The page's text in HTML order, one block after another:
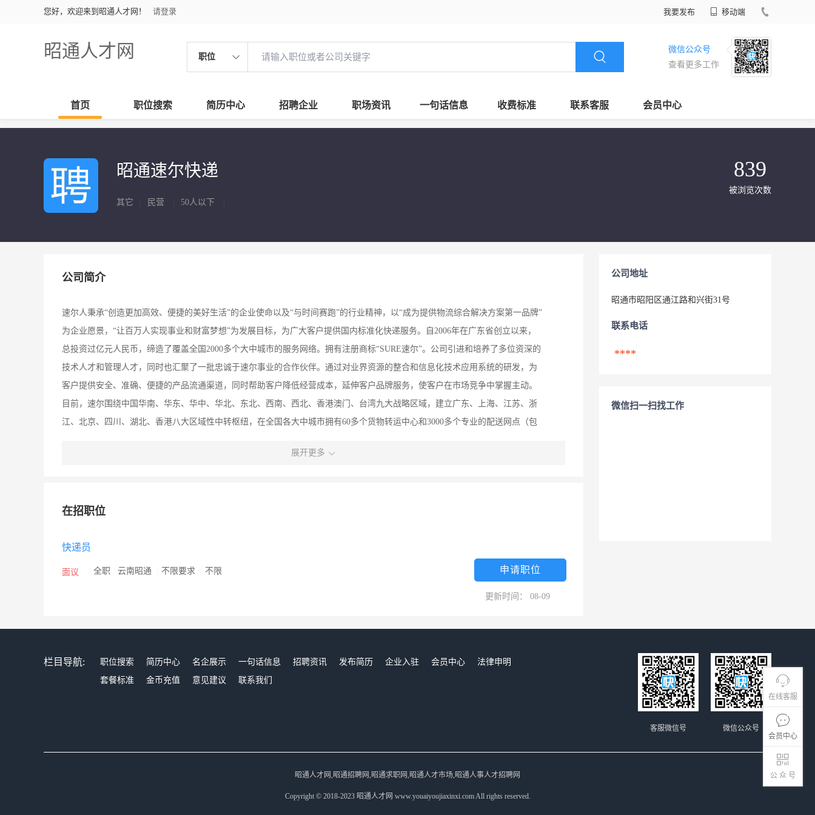
您好，欢迎来到昭通人才网！ 请登录 我要发布 移动端
昭通人才网 职位
微信公众号
查看更多工作
首页 职位搜索 简历中心 招聘企业 职场资讯 一句话信息 收费标准 联系客服 会员中心
在线客服
会员中心
公 众 号
昭通速尔快递
其它 民营 50人以下
839
被浏览次数
公司简介
速尔人秉承“创造更加高效、便捷的美好生活”的企业使命以及“与时间赛跑”的行业精神，以“成为提供物流综合解决方案第一品牌”
为企业愿景，“让百万人实现事业和财富梦想”为发展目标，为广大客户提供国内标准化快递服务。自2006年在广东省创立以来，
总投资过亿元人民币，缔造了覆盖全国2000多个大中城市的服务网络。拥有注册商标“SURE速尔”。公司引进和培养了多位资深的
技术人才和管理人才，同时也汇聚了一批忠诚于速尔事业的合作伙伴。通过对业界资源的整合和信息化技术应用系统的研发，为
客户提供安全、准确、便捷的产品流通渠道，同时帮助客户降低经营成本，延伸客户品牌服务，使客户在市场竞争中掌握主动。
目前，速尔围绕中国华南、华东、华中、华北、东北、西南、西北、香港澳门、台湾九大战略区域，建立广东、上海、江苏、浙
江、北京、四川、湖北、香港八大区域性中转枢纽，在全国各大中城市拥有60多个货物转运中心和3000多个专业的配送网点（包
本实现了派送无盲区，形成了完善、流畅的快件收派业务体系。 随着国内快递需求的多样化，速尔不断满足市场需求，以独特的
展开更多
在招职位
快递员
面议 全职 云南昭通 不限要求 不限 申请职位
更新时间： 08-09
公司地址
昭通市昭阳区通江路和兴街31号
联系电话
****
微信扫一扫找工作
栏目导航: 职位搜索 简历中心 名企展示 一句话信息 招聘资讯 发布简历 企业入驻 会员中心
法律申明
套餐标准
金币充值 意见建议 联系我们
微信公众号
客服微信号
昭通人才网,昭通招聘网,昭通求职网,昭通人才市场,昭通人事人才招聘网
Copyright © 2018-2023 昭通人才网 www.youaiyoujiaxinxi.com All rights reserved.